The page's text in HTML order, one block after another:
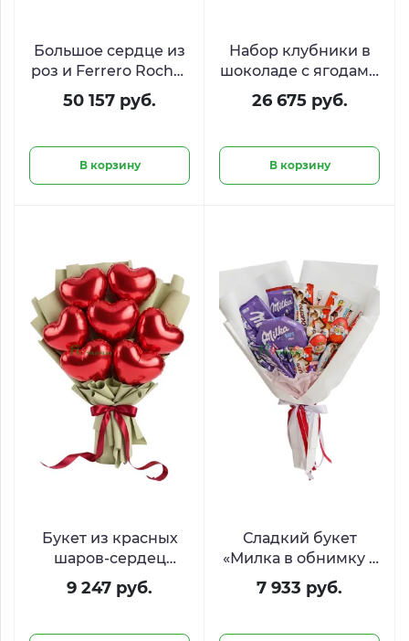
Большое сердце из
роз и Ferrero Rocher
«Слияние сердец»
50 157 руб.
В корзину
Набор клубники в
шоколаде с ягодами
«День и Ночь»
26 675 руб.
В корзину
Букет из красных
шаров-сердец
«Легкость чувств»
9 247 руб.
Сладкий букет
«Милка в обнимку с
Киндером»
7 933 руб.